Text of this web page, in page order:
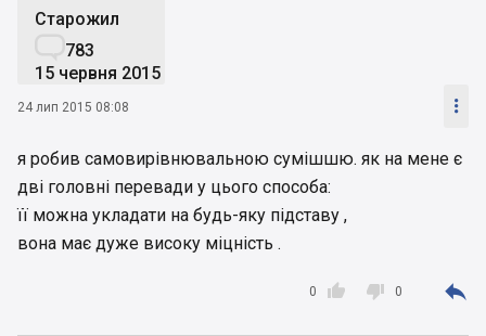
Старожил
783
15 червня 2015
24 лип 2015 08:08 
я робив самовирівнювальною сумішшю. як на мене є
дві головні перевади у цього способа:
її можна укладати на будь-яку підставу ,
вона має дуже високу міцність .

0  0 